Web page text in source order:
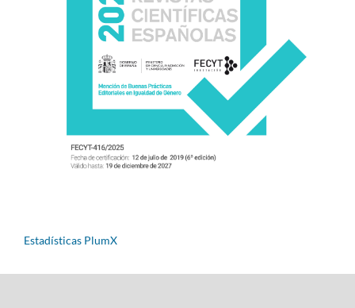
Estadísticas PlumX